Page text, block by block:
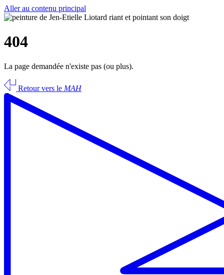
Aller au contenu principal
404
La page demandée n'existe pas (ou plus).
Retour vers le MAH